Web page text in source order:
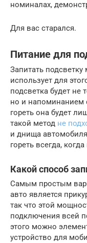
номиналах,
Для вас старался.
Питание для
Запитать
использует для
подсветка будет
но и напоминанием
гореть она будет
такой метод не
и днища
гореть всегда,
Какой способ
Самым простым
авто является
так что этой
подключения всей
этого можно
устройство для